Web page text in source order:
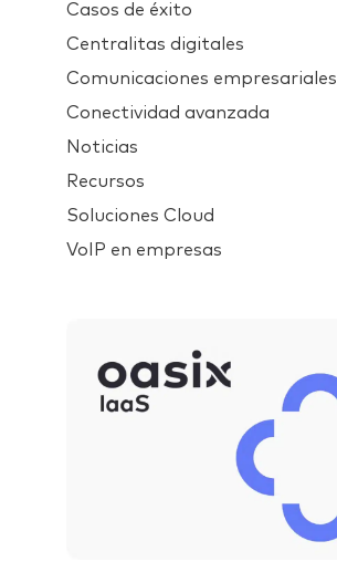
Casos de éxito
Centralitas digitales
Comunicaciones empresariales
Conectividad avanzada
Noticias
Recursos
Soluciones Cloud
VoIP en empresas